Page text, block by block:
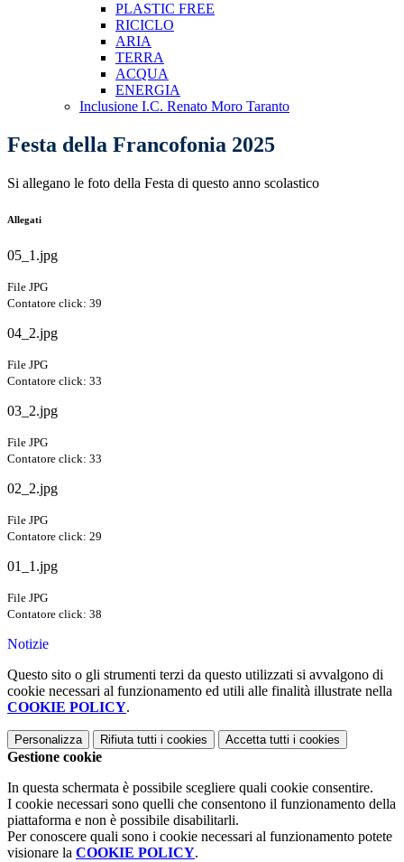
PLASTIC FREE
RICICLO
ARIA
TERRA
ACQUA
ENERGIA
Inclusione I.C. Renato Moro Taranto
Festa della Francofonia 2025
Si allegano le foto della Festa di questo anno scolastico
Allegati
05_1.jpg
File JPG
Contatore click: 39
04_2.jpg
File JPG
Contatore click: 33
03_2.jpg
File JPG
Contatore click: 33
02_2.jpg
File JPG
Contatore click: 29
01_1.jpg
File JPG
Contatore click: 38
Notizie
Questo sito o gli strumenti terzi da questo utilizzati si avvalgono di
cookie necessari al funzionamento ed utili alle finalità illustrate nella
COOKIE POLICY.
Personalizza Rifiuta tutti i cookies Accetta tutti i cookies
Gestione cookie
In questa schermata è possibile scegliere quali cookie consentire.
I cookie necessari sono quelli che consentono il funzionamento della
piattaforma e non è possibile disabilitarli.
Per conoscere quali sono i cookie necessari al funzionamento potete
visionare la COOKIE POLICY.